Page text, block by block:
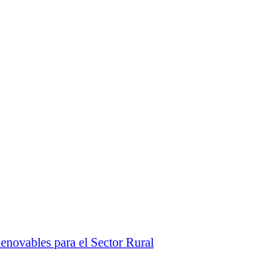
para el Sector Rural